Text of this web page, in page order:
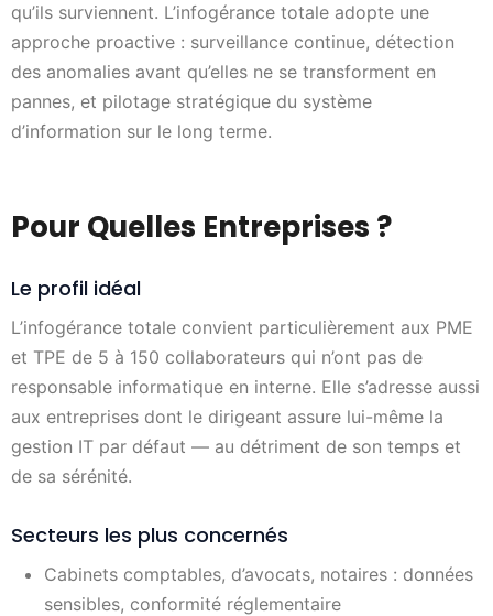
qu’ils surviennent. L’infogérance totale adopte une
approche proactive : surveillance continue, détection
des anomalies avant qu’elles ne se transforment en
pannes, et pilotage stratégique du système
d’information sur le long terme.
Pour Quelles Entreprises ?
Le profil idéal
L’infogérance totale convient particulièrement aux PME
et TPE de 5 à 150 collaborateurs qui n’ont pas de
responsable informatique en interne. Elle s’adresse aussi
aux entreprises dont le dirigeant assure lui-même la
gestion IT par défaut — au détriment de son temps et
de sa sérénité.
Secteurs les plus concernés
Cabinets comptables, d’avocats, notaires : données
sensibles, conformité réglementaire